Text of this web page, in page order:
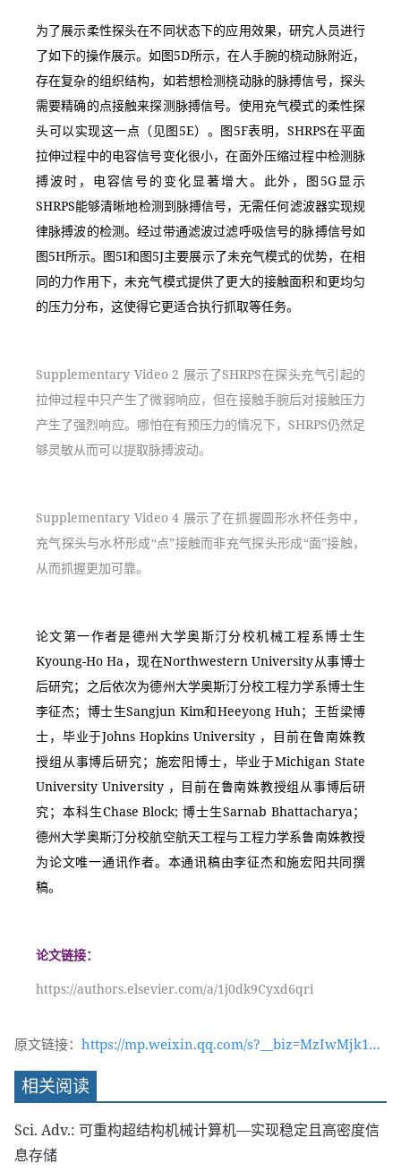
为了展示柔性探头在不同状态下的应用效果，研究人员进行
了如下的操作展示。如图5D所示，在人手腕的桡动脉附近，
存在复杂的组织结构，如若想检测桡动脉的脉搏信号，探头
需要精确的点接触来探测脉搏信号。使用充气模式的柔性探
头可以实现这一点（见图5E）。图5F表明，SHRPS在平面
拉伸过程中的电容信号变化很小，在面外压缩过程中检测脉
搏波时，电容信号的变化显著增大。此外，图5G显示
SHRPS能够清晰地检测到脉搏信号，无需任何滤波器实现规
律脉搏波的检测。经过带通滤波过滤呼吸信号的脉搏信号如
图5H所示。图5I和图5J主要展示了未充气模式的优势，在相
同的力作用下，未充气模式提供了更大的接触面积和更均匀
的压力分布，这使得它更适合执行抓取等任务。
Supplementary Video 2 展示了SHRPS在探头充气引起的
拉伸过程中只产生了微弱响应，但在接触手腕后对接触压力
产生了强烈响应。哪怕在有预压力的情况下，SHRPS仍然足
够灵敏从而可以提取脉搏波动。
Supplementary Video 4 展示了在抓握圆形水杯任务中，
充气探头与水杯形成“点”接触而非充气探头形成“面”接触，
从而抓握更加可靠。
论文第一作者是德州大学奥斯汀分校机械工程系博士生
Kyoung-Ho Ha，现在Northwestern University从事博士
后研究；之后依次为德州大学奥斯汀分校工程力学系博士生
李征杰；博士生Sangjun Kim和Heeyong Huh；王哲梁博
士，毕业于Johns Hopkins University ，目前在鲁南姝教
授组从事博后研究；施宏阳博士，毕业于Michigan State
University University ，目前在鲁南姝教授组从事博后研
究；本科生Chase Block; 博士生Sarnab Bhattacharya；
德州大学奥斯汀分校航空航天工程与工程力学系鲁南姝教授
为论文唯一通讯作者。本通讯稿由李征杰和施宏阳共同撰
稿。
论文链接：
https://authors.elsevier.com/a/1j0dk9Cyxd6qri
原文链接： https://mp.weixin.qq.com/s?__biz=MzIwMjk1OT
c2MA==&mid=2247546560&idx=1&sn=24084f6e7
338aa6c7d4aeabcff539064&chksm=96d4c83fa1a3
650b7af3894c537c04b86&token=1134326163&lan
相关阅读
Sci. Adv.: 可重构超结构机械计算机—实现稳定且高密度信
息存储